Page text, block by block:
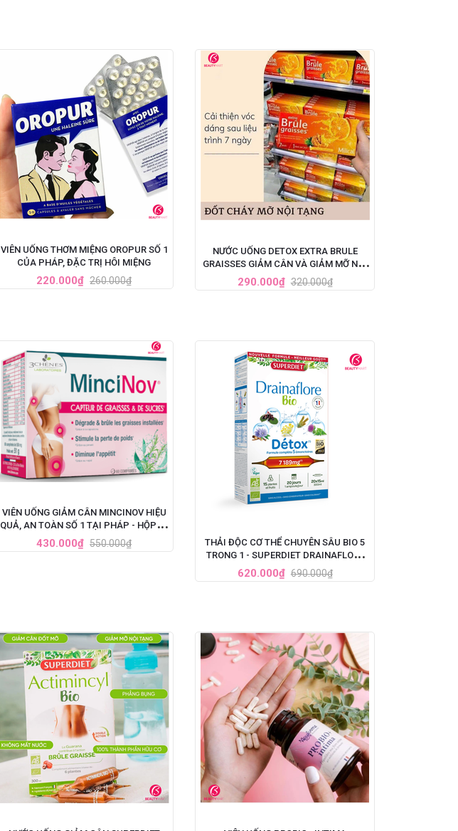
VIÊN UỐNG THƠM MIỆNG OROPUR SỐ 1
CỦA PHÁP, ĐẶC TRỊ HÔI MIỆNG
220.000₫ 260.000₫
NƯỚC UỐNG DETOX EXTRA BRULE
GRAISSES GIẢM CÂN VÀ GIẢM MỠ NỘI
TẠNG CỦA PHÁP - 7 ỐNG X 10ML
290.000₫ 320.000₫
VIÊN UỐNG GIẢM CÂN MINCINOV HIỆU
QUẢ, AN TOÀN SỐ 1 TẠI PHÁP - HỘP 60
VIÊN
430.000₫ 550.000₫
THẢI ĐỘC CƠ THỂ CHUYÊN SÂU BIO 5
TRONG 1 - SUPERDIET DRAINAFLORE
BIO DÉTOX
620.000₫ 690.000₫